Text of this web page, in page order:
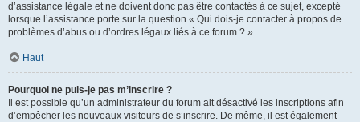
d’assistance légale et ne doivent donc pas être contactés à ce sujet, excepté
lorsque l’assistance porte sur la question « Qui dois-je contacter à propos de
problèmes d’abus ou d’ordres légaux liés à ce forum ? ».
Haut
Pourquoi ne puis-je pas m’inscrire ?
Il est possible qu’un administrateur du forum ait désactivé les inscriptions afin
d’empêcher les nouveaux visiteurs de s’inscrire. De même, il est également